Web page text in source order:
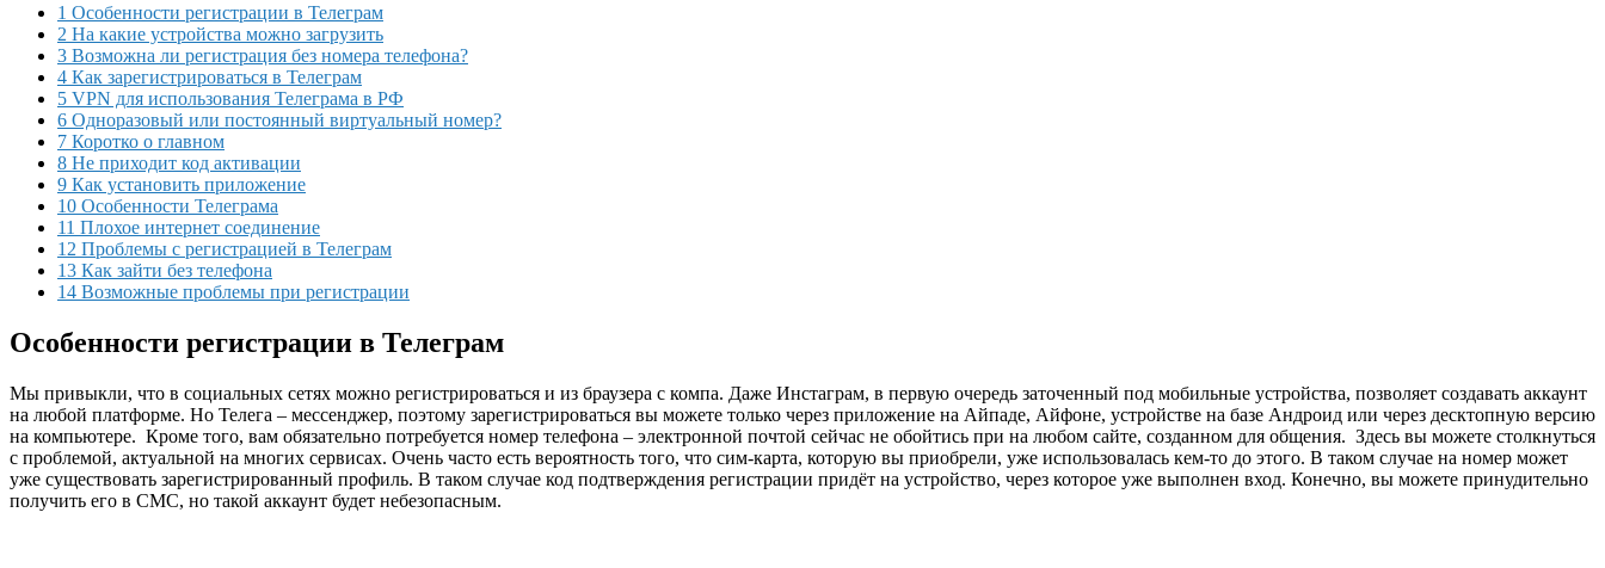
1 Особенности регистрации в Телеграм
2 На какие устройства можно загрузить
3 Возможна ли регистрация без номера телефона?
4 Как зарегистрироваться в Телеграм
5 VPN для использования Телеграма в РФ
6 Одноразовый или постоянный виртуальный номер?
7 Коротко о главном
8 Не приходит код активации
9 Как установить приложение
10 Особенности Телеграма
11 Плохое интернет соединение
12 Проблемы с регистрацией в Телеграм
13 Как зайти без телефона
14 Возможные проблемы при регистрации
Особенности регистрации в Телеграм
Мы привыкли, что в социальных сетях можно регистрироваться и из браузера с компа. Даже Инстаграм, в первую очередь заточенный под мобильные устройства, позволяет создавать аккаунт
на любой платформе. Но Телега – мессенджер, поэтому зарегистрироваться вы можете только через приложение на Айпаде, Айфоне, устройстве на базе Андроид или через десктопную версию
на компьютере. Кроме того, вам обязательно потребуется номер телефона – электронной почтой сейчас не обойтись при на любом сайте, созданном для общения. Здесь вы можете столкнуться
с проблемой, актуальной на многих сервисах. Очень часто есть вероятность того, что сим-карта, которую вы приобрели, уже использовалась кем-то до этого. В таком случае на номер может
уже существовать зарегистрированный профиль. В таком случае код подтверждения регистрации придёт на устройство, через которое уже выполнен вход. Конечно, вы можете принудительно
получить его в СМС, но такой аккаунт будет небезопасным.